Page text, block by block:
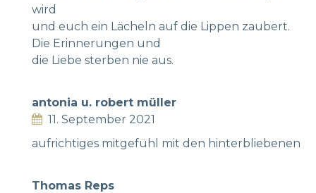
wird
und euch ein Lächeln auf die Lippen zaubert.
Die Erinnerungen und
die Liebe sterben nie aus.
antonia u. robert müller
11. September 2021
aufrichtiges mitgefühl mit den hinterbliebenen
Thomas Reps